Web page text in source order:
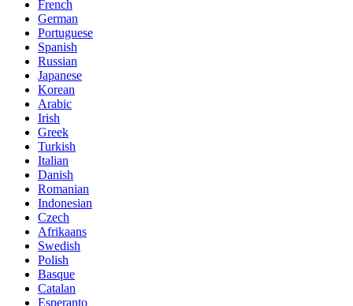
French
German
Portuguese
Spanish
Russian
Japanese
Korean
Arabic
Irish
Greek
Turkish
Italian
Danish
Romanian
Indonesian
Czech
Afrikaans
Swedish
Polish
Basque
Catalan
Esperanto